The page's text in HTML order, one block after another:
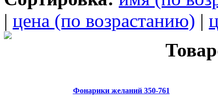
| цена (по возрастанию) |
Фонарики желаний 350-761